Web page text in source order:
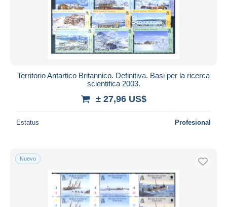
Territorio Antartico Britannico. Definitiva. Basi per la ricerca
scientifica 2003.
± 27,96 US$
Estatus Profesional
Nuevo